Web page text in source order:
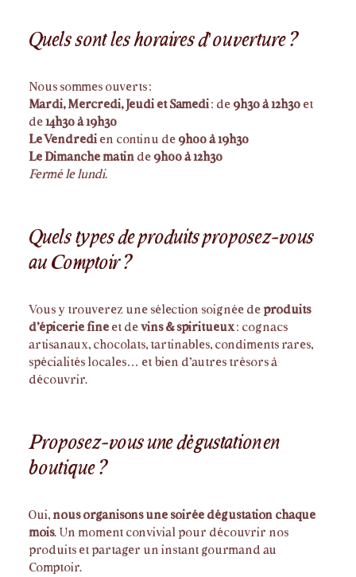
Quels sont les horaires d’ouverture ?
Nous sommes ouverts :
Mardi, Mercredi, Jeudi et Samedi: de9h30 à 12h30et
de14h30 à 19h30
Le Vendredien continu de9h00 à 19h30
Le Dimanche matin de9h00 à 12h30
Fermé le lundi.
Quels types de produits proposez-vous
au Comptoir ?
Vous y trouverez une sélection soignée deproduits
d’épicerie fineet devins & spiritueux: cognacs
artisanaux, chocolats, tartinables, condiments rares,
spécialités locales… et bien d’autres trésors à
découvrir.
Proposez-vous une dégustation en
boutique ?
Oui,nous organisons une soirée dégustation chaque
mois. Un moment convivial pour découvrir nos
produits et partager un instant gourmand au
Comptoir.